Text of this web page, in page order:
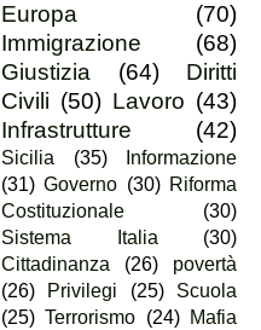
Europa
(70)
Immigrazione
(68)
Giustizia
(64)
Diritti
Civili (50) Lavoro (43)
Infrastrutture
(42)
Sicilia (35)
Informazione
(31) Governo (30) Riforma
Costituzionale
(30)
Sistema Italia
(30)
Cittadinanza
(26)
povertà
(26)
Privilegi (25)
Scuola
(25) Terrorismo (24)
Mafia